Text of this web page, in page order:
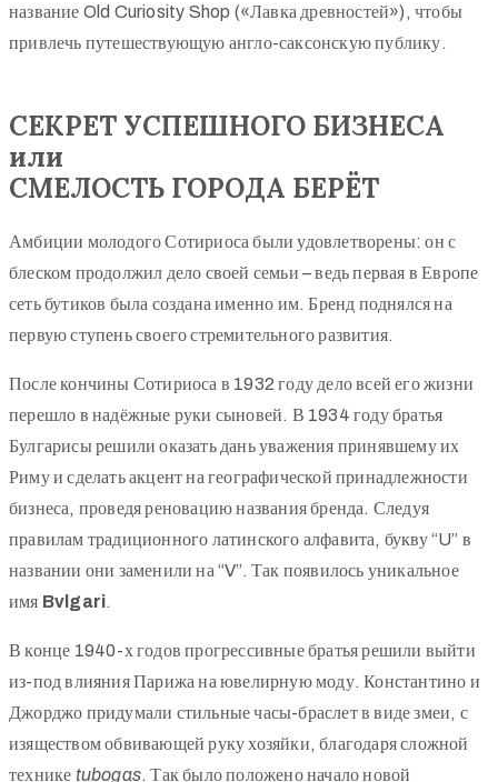
название Old Curiosity Shop («Лавка древностей»), чтобы
привлечь путешествующую англо-саксонскую публику.
СЕКРЕТ УСПЕШНОГО БИЗНЕСА
или
СМЕЛОСТЬ ГОРОДА БЕРЁТ
Амбиции молодого Сотириоса были удовлетворены: он с
блеском продолжил дело своей семьи – ведь первая в Европе
сеть бутиков была создана именно им. Бренд поднялся на
первую ступень своего стремительного развития.
После кончины Сотириоса в 1932 году дело всей его жизни
перешло в надёжные руки сыновей. В 1934 году братья
Булгарисы решили оказать дань уважения принявшему их
Риму и сделать акцент на географической принадлежности
бизнеса, проведя реновацию названия бренда. Следуя
правилам традиционного латинского алфавита, букву “U” в
названии они заменили на “V”. Так появилось уникальное
имя Bvlgari.
В конце 1940-х годов прогрессивные братья решили выйти
из-под влияния Парижа на ювелирную моду. Константино и
Джорджо придумали стильные часы-браслет в виде змеи, с
изяществом обвивающей руку хозяйки, благодаря сложной
технике tubogas. Так было положено начало новой